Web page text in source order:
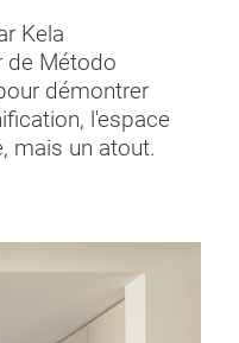
Kela
de Método
démontrer
l'espace
mais un atout.